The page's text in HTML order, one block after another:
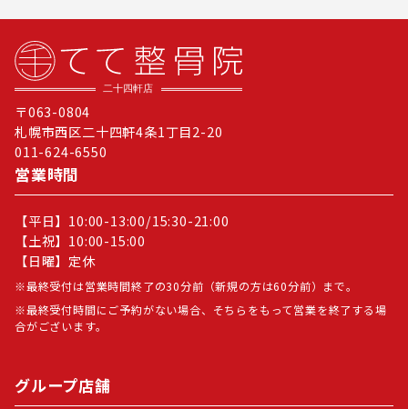
〒063-0804
札幌市西区二十四軒4条1丁目2-20
011-624-6550
営業時間
【平日】10:00-13:00/15:30-21:00
【土祝】10:00-15:00
【日曜】定休
最終受付は営業時間終了の30分前（新規の方は60分前）まで。
最終受付時間にご予約がない場合、そちらをもって営業を終了する場
合がございます。
グループ店舗